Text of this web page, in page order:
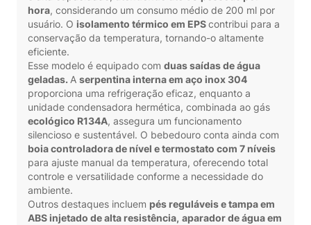
hora, considerando um consumo médio de 200 ml por
usuário. O isolamento térmico em EPScontribui para a
conservação da temperatura, tornando-o altamente
eficiente.
Esse modelo é equipado com duas saídas de água
geladas. A serpentina interna em aço inox 304
proporciona uma refrigeração eficaz, enquanto a
unidade condensadora hermética, combinada ao gás
ecológico R134A, assegura um funcionamento
silencioso e sustentável. O bebedouro conta ainda com
boia controladora de nível e termostato com 7 níveis
para ajuste manual da temperatura, oferecendo total
controle e versatilidade conforme a necessidade do
ambiente.
Outros destaques incluem pés reguláveis e tampa em
ABS injetado de alta resistência, aparador de água em